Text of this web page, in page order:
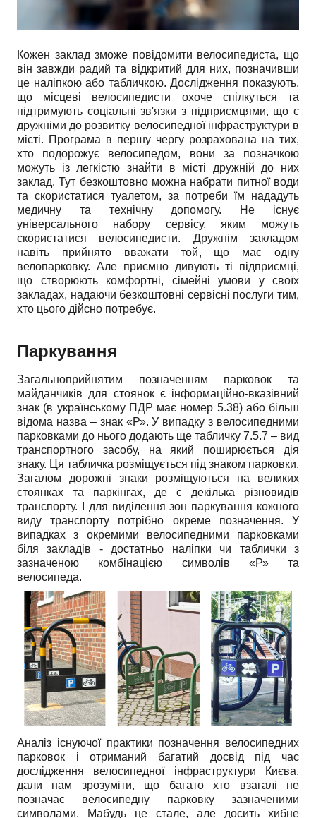
Кожен заклад зможе повідомити велосипедиста, що
він завжди радий та відкритий для них, позначивши
це наліпкою або табличкою. Дослідження показують,
що місцеві велосипедисти охоче спілкуться та
підтримують соціальні зв'язки з підприємцями, що є
дружніми до розвитку велосипедної інфраструктури в
місті. Програма в першу чергу розрахована на тих,
хто подорожує велосипедом, вони за позначкою
можуть із легкістю знайти в місті дружній до них
заклад. Тут безкоштовно можна набрати питної води
та скористатися туалетом, за потреби їм нададуть
медичну та технічну допомогу. Не існує
універсального набору сервісу, яким можуть
скористатися велосипедисти. Дружнім закладом
навіть прийнято вважати той, що має одну
велопарковку. Але приємно дивують ті підприємці,
що створюють комфортні, сімейні умови у своїх
закладах, надаючи безкоштовні сервісні послуги тим,
хто цього дійсно потребує.
Паркування
Загальноприйнятим позначенням парковок та
майданчиків для стоянок є інформаційно-вказівний
знак (в українському ПДР має номер 5.38) або більш
відома назва – знак «Р». У випадку з велосипедними
парковками до нього додають ще табличку 7.5.7 – вид
транспортного засобу, на який поширюється дія
знаку. Ця табличка розміщується під знаком парковки.
Загалом дорожні знаки розміщуються на великих
стоянках та паркінгах, де є декілька різновидів
транспорту. І для виділення зон паркування кожного
виду транспорту потрібно окреме позначення. У
випадках з окремими велосипедними парковками
біля закладів - достатньо наліпки чи таблички з
зазначеною комбінацією символів «Р» та
велосипеда.
Аналіз існуючої практики позначення велосипедних
парковок і отриманий багатий досвід під час
дослідження велосипедної інфраструктури Києва,
дали нам зрозуміти, що багато хто взагалі не
позначає велосипедну парковку зазначеними
символами. Мабудь це стале, але досить хибне